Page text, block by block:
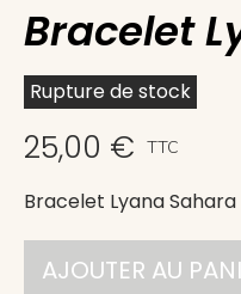
Bracelet
Rupture de stock
25,00 € TTC
Bracelet Lyana Sahara
AJOUTER AU